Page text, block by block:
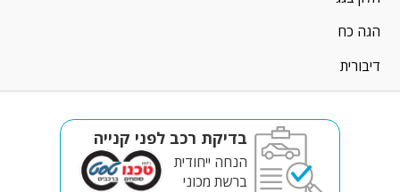
הגה כח
דיבורית
בדיקת רכב לפני קנייה
הנחה ייחודית
ברשת מכוני